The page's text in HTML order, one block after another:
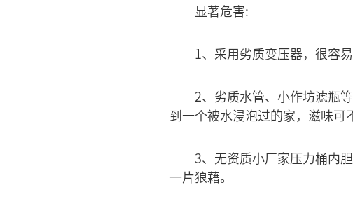
显著危害:
1、采用劣质变压器，很容
2、劣质水管、小作坊滤瓶
到一个被水浸泡过的家，滋味可
3、无资质小厂家压力桶内
一片狼藉。